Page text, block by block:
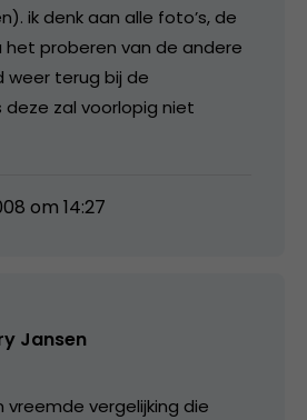
ik denk aan alle foto’s, de
het proberen van de andere
weer terug bij de
deze zal voorlopig niet
om 14:27
Jansen
vreemde vergelijking die